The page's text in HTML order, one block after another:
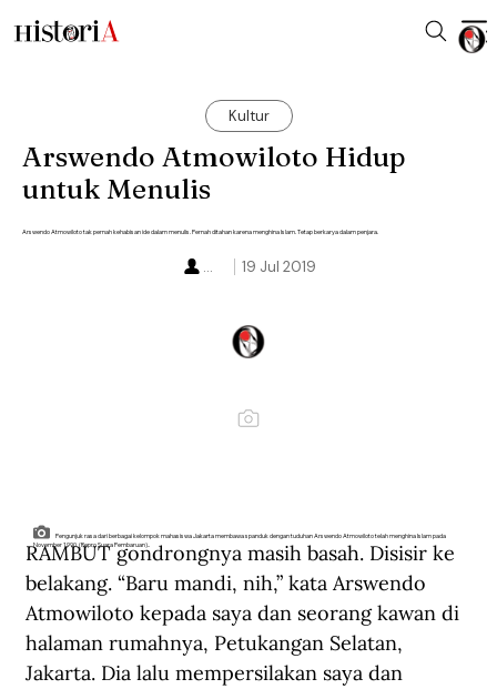
Kultur
Arswendo Atmowiloto Hidup
untuk Menulis
Arswendo Atmowiloto tak pernah kehabisan ide dalam menulis. Pernah ditahan karena menghina Islam. Tetap berkarya dalam penjara.
19 Jul 2019
...
Pengunjuk rasa dari berbagai kelompok mahasiswa Jakarta membawa spanduk dengan tuduhan Arswendo Atmowiloto telah menghina Islam pada
November 1990. (Repro Suara Pembaruan)..
RAMBUT gondrongnya masih basah. Disisir ke
belakang. “Baru mandi, nih,” kata Arswendo
Atmowiloto kepada saya dan seorang kawan di
halaman rumahnya, Petukangan Selatan,
Jakarta. Dia lalu mempersilakan saya dan